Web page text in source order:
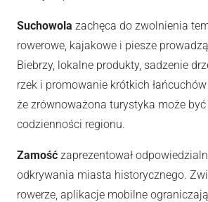
Suchowola zachęca do zwolnienia
rowerowe, kajakowe i piesze
Biebrzy, lokalne produkty, sadzenie
rzek i promowanie krótkich
że zrównoważona turystyka może
codzienności regionu.
Zamość zaprezentował
odkrywania miasta historycznego.
rowerze, aplikacje mobilne